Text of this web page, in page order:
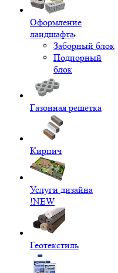
Оформление
ландшафта
Заборный блок
Подпорный
блок
Газонная решетка
Кирпич
Услуги дизайна
!NEW
Геотекстиль